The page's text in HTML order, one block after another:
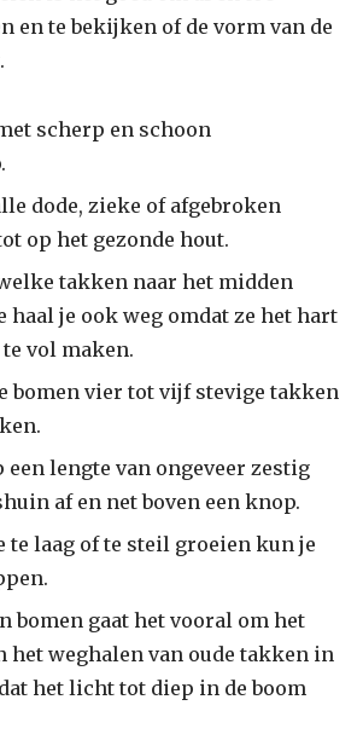
en te bekijken of de vorm van de
scherp en schoon
dode, zieke of afgebroken
op het gezonde hout.
takken naar het midden
haal je ook weg omdat ze het hart
vol maken.
bomen vier tot vijf stevige takken
een lengte van ongeveer zestig
af en net boven een knop.
te laag of te steil groeien kun je
bomen gaat het vooral om het
het weghalen van oude takken in
het licht tot diep in de boom